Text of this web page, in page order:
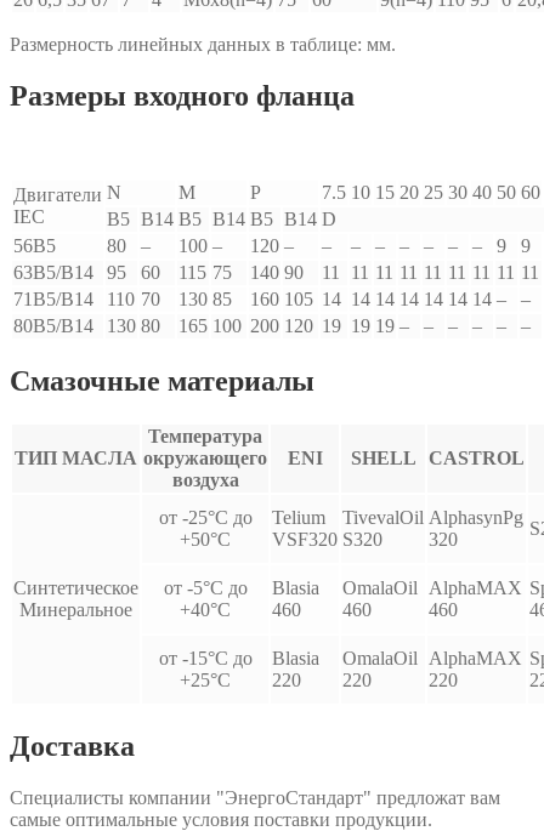
Размерность линейных данных в таблице: мм.
Размеры входного фланца
Двигатели
IEC
N M P 7.5 10 15 20 25 30 40 50 60
B5 B14 B5 B14 B5 B14 D
56B5
80 – 100 – 120 – – – – – – – – 9
9
63B5/B14
95 60 115 75 140 90 11 11 11 11 11 11 11 11 11
71B5/B14
110 70 130 85 160 105 14 14 14 14 14 14 14 –
–
80B5/B14
130 80 165 100 200 120 19 19 19 – – – – – –
Смазочные материалы
ТИП МАСЛА
Температура
окружающего
воздуха
ENI SHELL CASTROL
Синтетическое
Минеральное
от -25°С до
+50°С
Telium
VSF320
TivevalOil
S320
AlphasynPg
320
от -5°С до
+40°С
Blasia
460
OmalaOil
460
AlphaMAX
460
от -15°С до
+25°С
Blasia
220
OmalaOil
220
AlphaMAX
220
Доставка
Специалисты компании "ЭнергоСтандарт" предложат вам
самые оптимальные условия поставки продукции.